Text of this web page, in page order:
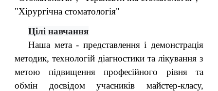
"Хірургічна стоматологія"
Цілі навчання
Наша мета - представлення і демонстрація
методик, технологій діагностики та лікування з
метою підвищення професійного рівня та
обмін досвідом учасників майстер-класу,